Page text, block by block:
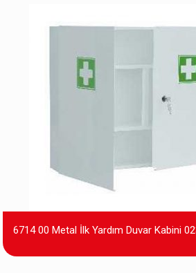
6714 00 Metal İlk Yardım Duvar Kabini